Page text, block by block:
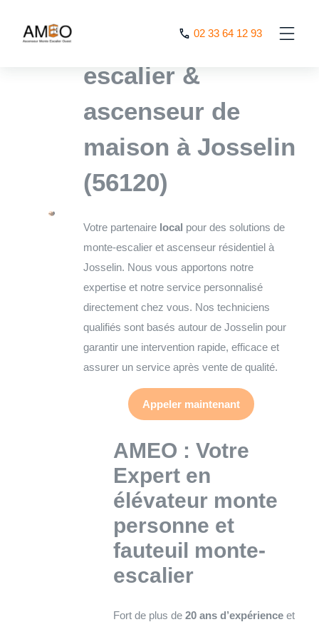
02 33 64 12 93
L’expert monte
escalier &
ascenseur de
maison à Josselin
(56120)
Votre partenaire local pour des solutions de
monte-escalier et ascenseur résidentiel à
Josselin. Nous vous apportons notre
expertise et notre service personnalisé
directement chez vous. Nos techniciens
qualifiés sont basés autour de Josselin pour
garantir une intervention rapide, efficace et
assurer un service après vente de qualité.
Appeler maintenant
AMEO : Votre
Expert en
élévateur monte
personne et
fauteuil monte-
escalier
Fort de plus de 20 ans d’expérienceet